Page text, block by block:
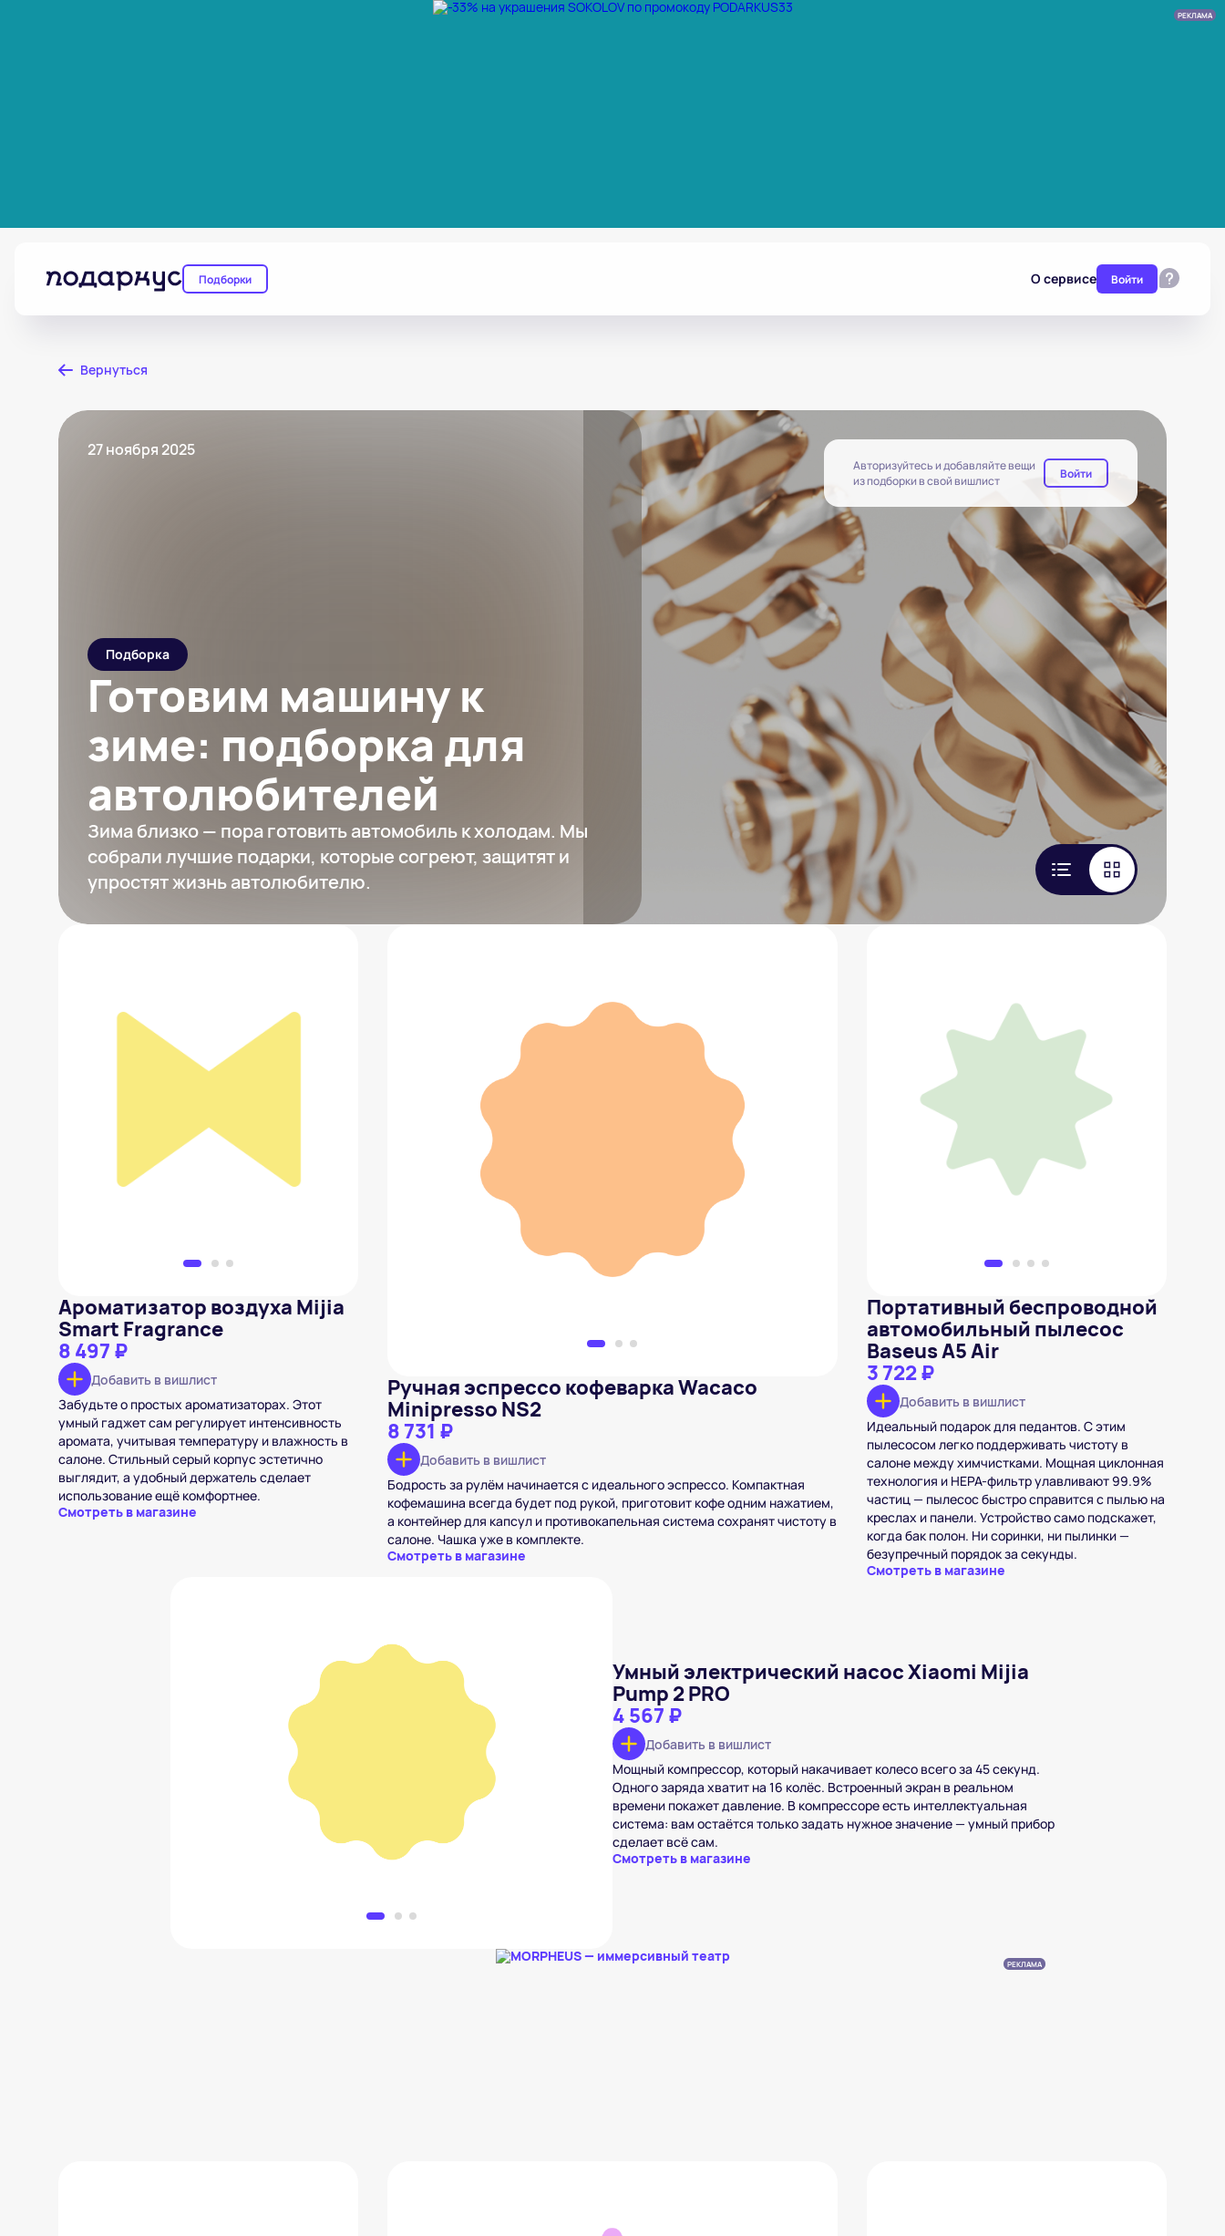
РЕКЛАМА
Подборки О сервисе Войти
Вернуться
27 ноября 2025
Подборка
Готовим машину к
зиме: подборка для
автолюбителей
Зима близко — пора готовить автомобиль к холодам. Мы
собрали лучшие подарки, которые согреют, защитят и
упростят жизнь автолюбителю.
Авторизуйтесь и добавляйте вещи
из подборки в свой вишлист
Войти
8 497 ₽
Добавить в вишлист
Ароматизатор воздуха Mijia
Smart Fragrance
8 497 ₽
Добавить в вишлист
Забудьте о простых ароматизаторах. Этот
умный гаджет сам регулирует интенсивность
аромата, учитывая температуру и влажность в
салоне. Стильный серый корпус эстетично
выглядит, а удобный держатель сделает
использование ещё комфортнее.
Смотреть в магазине
Ручная эспрессо кофеварка Wacaco Minipresso NS2
Ручная эспрессо кофеварка Wacaco
Minipresso NS2
8 731 ₽
Добавить в вишлист
Бодрость за рулём начинается с идеального эспрессо. Компактная
кофемашина всегда будет под рукой, приготовит кофе одним нажатием,
а контейнер для капсул и противокапельная система сохранят чистоту в
салоне. Чашка уже в комплекте.
Смотреть в магазине
Портативный беспроводной
автомобильный пылесос Baseus A5
Добавить в вишлист
Портативный беспроводной
автомобильный пылесос
Baseus A5 Air
3 722 ₽
Добавить в вишлист
Идеальный подарок для педантов. С этим
пылесосом легко поддерживать чистоту в
салоне между химчистками. Мощная циклонная
технология и HEPA-фильтр улавливают 99.9%
частиц — пылесос быстро справится с пылью на
креслах и панели. Устройство само подскажет,
когда бак полон. Ни соринки, ни пылинки —
безупречный порядок за секунды.
Смотреть в магазине
Умный электрический насос Xiaomi Mijia Pump 2
Умный электрический насос Xiaomi Mijia
Pump 2 PRO
4 567 ₽
Добавить в вишлист
Мощный компрессор, который накачивает колесо всего за 45 секунд.
Одного заряда хватит на 16 колёс. Встроенный экран в реальном
времени покажет давление. В компрессоре есть интеллектуальная
система: вам остаётся только задать нужное значение — умный прибор
сделает всё сам.
Смотреть в магазине
РЕКЛАМА